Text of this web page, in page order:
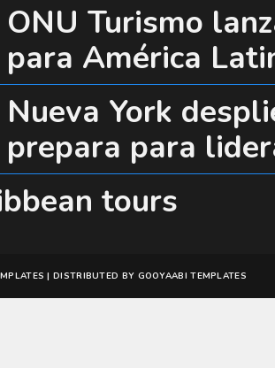
ONU Turismo
para América
Nueva York
prepara para
tours
| DISTRIBUTED BY GOOYAABI TEMPLATES